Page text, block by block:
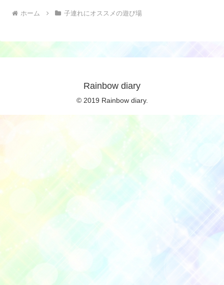
ホーム 子連れにオススメの遊び場
Rainbow diary
© 2019 Rainbow diary.